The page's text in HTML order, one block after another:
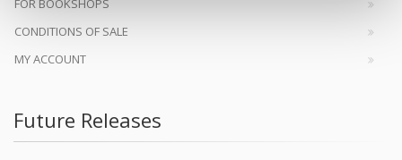
FOR BOOKSHOPS
CONDITIONS OF SALE
MY ACCOUNT
Future Releases